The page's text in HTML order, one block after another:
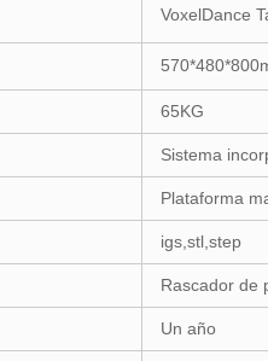
VoxelDance
65KG
Sistema
Plataforma
igs,stl,step
Rascador de
Un año